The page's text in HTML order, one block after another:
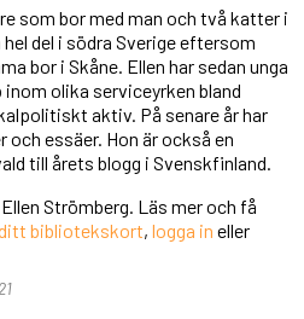
som bor med man och två katter i
del i södra Sverige eftersom
bor i Skåne. Ellen har sedan unga
olika serviceyrken bland
aktiv. På senare år har
essäer. Hon är också en
till årets blogg i Svenskfinland.
Strömberg. Läs mer och få
bibliotekskort, logga in eller